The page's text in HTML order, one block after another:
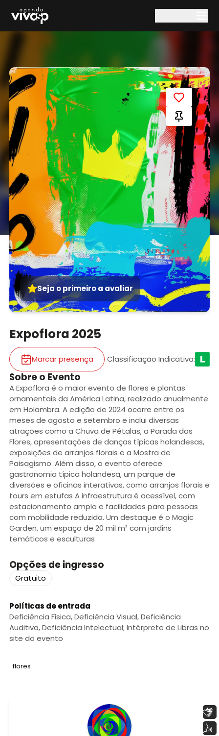
Seja o primeiro a avaliar
Expoflora 2025
Marcar presença Classificação Indicativa:
Sobre o Evento
A Expoflora é o maior evento de flores e plantas
ornamentais da América Latina, realizado anualmente
em Holambra. A edição de 2024 ocorre entre os
meses de agosto e setembro e inclui diversas
atrações como a Chuva de Pétalas, a Parada das
Flores, apresentações de danças típicas holandesas,
exposições de arranjos florais e a Mostra de
Paisagismo. Além disso, o evento oferece
gastronomia típica holandesa, um parque de
diversões e oficinas interativas, como arranjos florais e
tours em estufas A infraestrutura é acessível, com
estacionamento amplo e facilidades para pessoas
com mobilidade reduzida. Um destaque é o Magic
Garden, um espaço de 20 mil m² com jardins
temáticos e esculturas
Opções de ingresso
Gratuito
Políticas de entrada
Deficiência Fisica, Deficiência Visual, Deficiência
Auditiva, Deficiência Intelectual; Intérprete de Libras no
site do evento
Tag:
flores